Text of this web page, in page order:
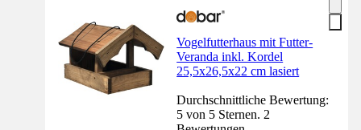
Vogelfutterhaus mit Futter-
Veranda inkl. Kordel
25,5x26,5x22 cm lasiert
Durchschnittliche Bewertung:
5 von 5 Sternen. 2